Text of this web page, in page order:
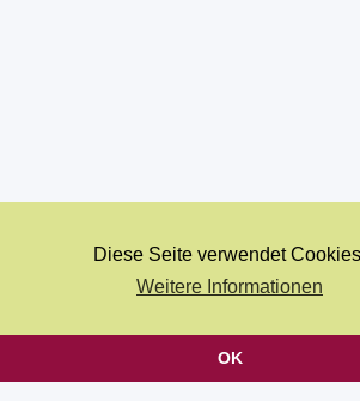
Diese Seite verwendet
Weitere Informationen
OK